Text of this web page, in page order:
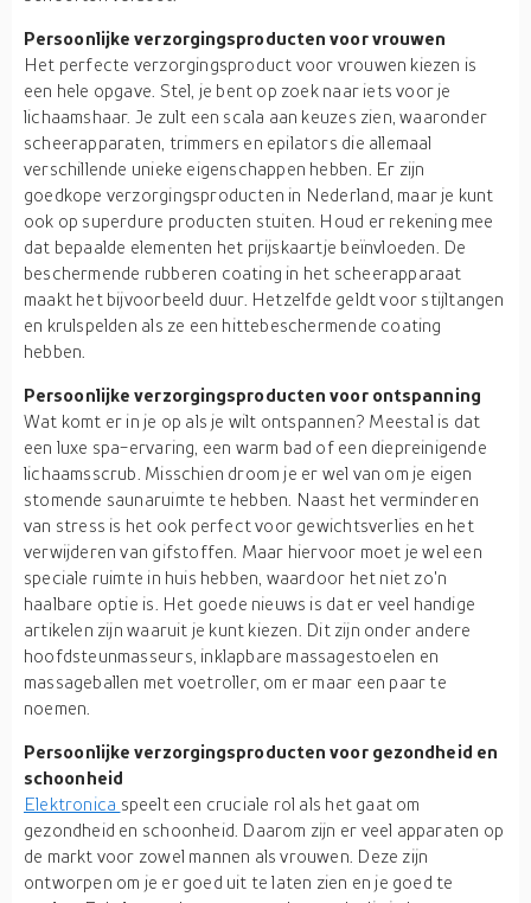
Persoonlijke verzorgingsproducten voor vrouwen
Het perfecte verzorgingsproduct voor vrouwen kiezen is
een hele opgave. Stel, je bent op zoek naar iets voor je
lichaamshaar. Je zult een scala aan keuzes zien, waaronder
scheerapparaten, trimmers en epilators die allemaal
verschillende unieke eigenschappen hebben. Er zijn
goedkope verzorgingsproducten in Nederland, maar je kunt
ook op superdure producten stuiten. Houd er rekening mee
dat bepaalde elementen het prijskaartje beïnvloeden. De
beschermende rubberen coating in het scheerapparaat
maakt het bijvoorbeeld duur. Hetzelfde geldt voor stijltangen
en krulspelden als ze een hittebeschermende coating
hebben.
Persoonlijke verzorgingsproducten voor ontspanning
Wat komt er in je op als je wilt ontspannen? Meestal is dat
een luxe spa-ervaring, een warm bad of een diepreinigende
lichaamsscrub. Misschien droom je er wel van om je eigen
stomende saunaruimte te hebben. Naast het verminderen
van stress is het ook perfect voor gewichtsverlies en het
verwijderen van gifstoffen. Maar hiervoor moet je wel een
speciale ruimte in huis hebben, waardoor het niet zo'n
haalbare optie is. Het goede nieuws is dat er veel handige
artikelen zijn waaruit je kunt kiezen. Dit zijn onder andere
hoofdsteunmasseurs, inklapbare massagestoelen en
massageballen met voetroller, om er maar een paar te
noemen.
Persoonlijke verzorgingsproducten voor gezondheid en
schoonheid
Elektronica speelt een cruciale rol als het gaat om
gezondheid en schoonheid. Daarom zijn er veel apparaten op
de markt voor zowel mannen als vrouwen. Deze zijn
ontworpen om je er goed uit te laten zien en je goed te